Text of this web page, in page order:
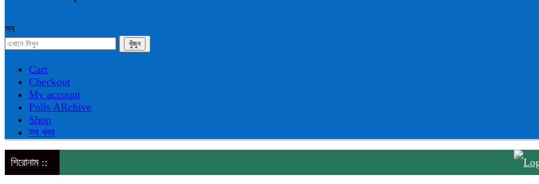
সব
Cart
Checkout
My account
Polls ARchive
Shop
সব খবর
শিরোনাম ::